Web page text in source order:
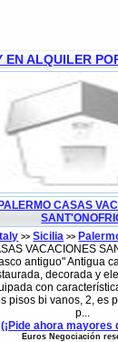
EN ALQUILER
PALERMO CASAS
Italy >> Sicilia >>
VACACIONES
antiguo" Antigua
decorada y
con
pisos bi vanos, 2, es
p...
(¡Pide ahora mayores
Euros Negociación